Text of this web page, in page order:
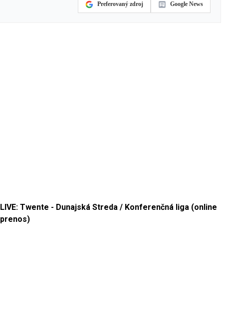
Preferovaný zdroj Google News
LIVE: Twente - Dunajská Streda / Konferenčná liga (online
prenos)